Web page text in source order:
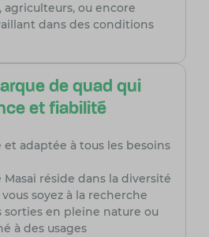
agriculteurs, ou encore
dans des conditions
de quad qui
et fiabilité
adaptée à tous les besoins
Masai réside dans la diversité
soyez à la recherche
sorties en pleine nature ou
à des usages